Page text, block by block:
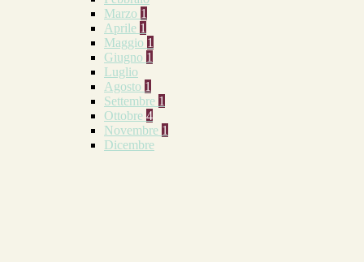
Marzo 1
Aprile 1
Maggio 1
Giugno 1
Luglio
Agosto 1
Settembre 1
Ottobre 4
Novembre 1
Dicembre